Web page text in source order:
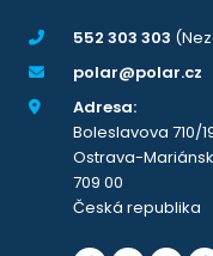
552 303 303
polar@polar.cz
Adresa:
Boleslavova 710/
Ostrava-
709 00
Česká republika